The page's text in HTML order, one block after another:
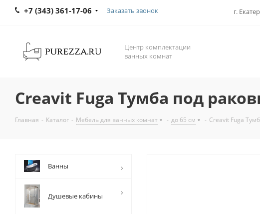
+7 (343) 361-17-06 Заказать звонок г.
Центр комплектации
ванных комнат
Creavit Fuga Тумба под
Главная - Каталог - Мебель для ванных комнат - до 65 см - Creavit Fuga
Ванны
Душевые кабины